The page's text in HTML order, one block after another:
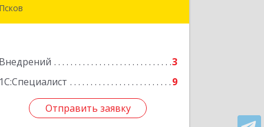
Псков
Внедрений
3
1С:Специалист
9
Отправить заявку
Подробнее
Отправить заявку